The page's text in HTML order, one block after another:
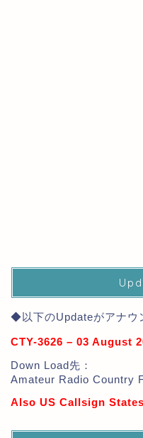
◆以下のUpdateがアナウ
CTY-3626 – 03 August
Down Load先：
Amateur Radio Country
Also US Callsign